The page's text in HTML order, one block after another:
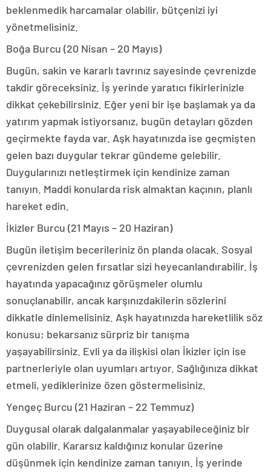
beklenmedik harcamalar olabilir, bütçenizi iyi
yönetmelisiniz.
Boğa Burcu (20 Nisan – 20 Mayıs)
Bugün, sakin ve kararlı tavrınız sayesinde çevrenizde
takdir göreceksiniz. İş yerinde yaratıcı fikirlerinizle
dikkat çekebilirsiniz. Eğer yeni bir işe başlamak ya da
yatırım yapmak istiyorsanız, bugün detayları gözden
geçirmekte fayda var. Aşk hayatınızda ise geçmişten
gelen bazı duygular tekrar gündeme gelebilir.
Duygularınızı netleştirmek için kendinize zaman
tanıyın. Maddi konularda risk almaktan kaçının, planlı
hareket edin.
İkizler Burcu (21 Mayıs – 20 Haziran)
Bugün iletişim becerileriniz ön planda olacak. Sosyal
çevrenizden gelen fırsatlar sizi heyecanlandırabilir. İş
hayatında yapacağınız görüşmeler olumlu
sonuçlanabilir, ancak karşınızdakilerin sözlerini
dikkatle dinlemelisiniz. Aşk hayatınızda hareketlilik söz
konusu; bekarsanız sürpriz bir tanışma
yaşayabilirsiniz. Evli ya da ilişkisi olan İkizler için ise
partnerleriyle olan uyumları artıyor. Sağlığınıza dikkat
etmeli, yediklerinize özen göstermelisiniz.
Yengeç Burcu (21 Haziran – 22 Temmuz)
Duygusal olarak dalgalanmalar yaşayabileceğiniz bir
gün olabilir. Kararsız kaldığınız konular üzerine
düşünmek için kendinize zaman tanıyın. İş yerinde